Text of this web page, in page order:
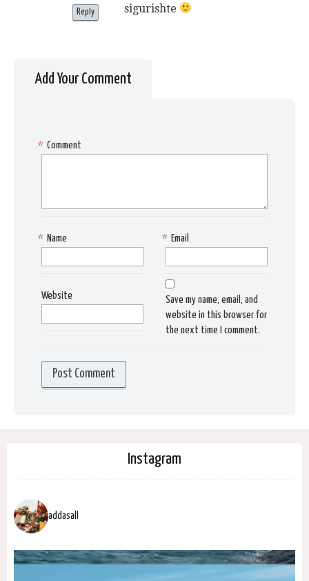
sigurishte
Reply
Add Your Comment
Comment
*
Name
* Email
*
Website
Save my name, email, and
website in this browser for
the next time I comment.
Instagram
addasall